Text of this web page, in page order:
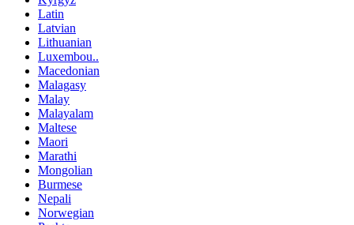
Latin
Latvian
Lithuanian
Luxembou..
Macedonian
Malagasy
Malay
Malayalam
Maltese
Maori
Marathi
Mongolian
Burmese
Nepali
Norwegian